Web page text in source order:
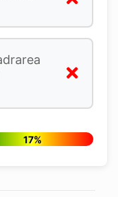
17%